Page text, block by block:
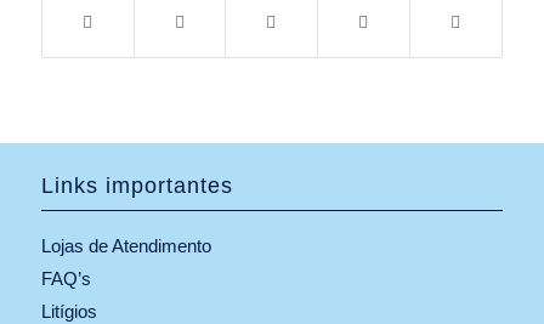
Links importantes
Lojas de Atendimento
FAQ’s
Litígios